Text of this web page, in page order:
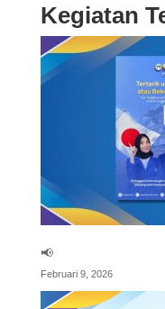
Kegiatan
📢
Februari 9, 2026